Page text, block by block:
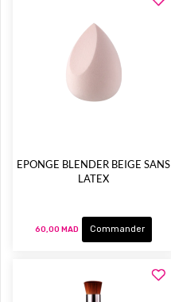
EPONGE BLENDER BEIGE SANS
LATEX
60,00 MAD Commander